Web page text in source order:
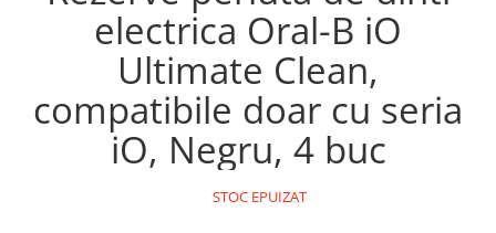
electrica Oral-B iO
Ultimate Clean,
compatibile doar cu seria
iO, Negru, 4 buc
STOC EPUIZAT